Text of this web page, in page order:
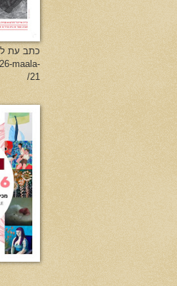
כתב עת
maala-
21/